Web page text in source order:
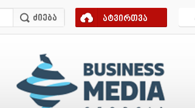
ატვირთვა